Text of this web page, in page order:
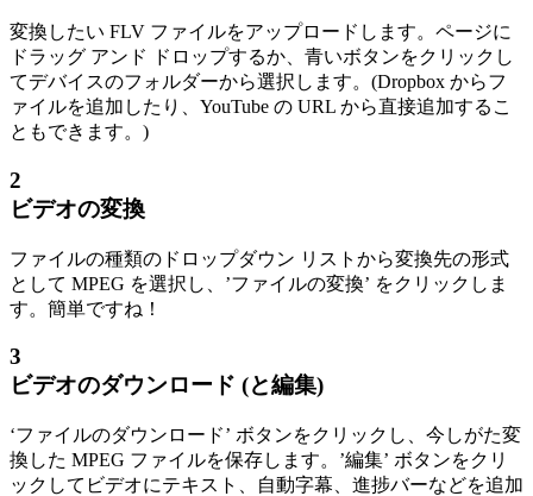
変換したい FLV ファイルをアップロードします。ページに
ドラッグ アンド ドロップするか、青いボタンをクリックし
てデバイスのフォルダーから選択します。(Dropbox からフ
ァイルを追加したり、YouTube の URL から直接追加するこ
ともできます。)
2
ビデオの変換
ファイルの種類のドロップダウン リストから変換先の形式
として MPEG を選択し、’ファイルの変換’ をクリックしま
す。簡単ですね！
3
ビデオのダウンロード (と編集)
‘ファイルのダウンロード’ ボタンをクリックし、今しがた変
換した MPEG ファイルを保存します。’編集’ ボタンをクリ
ックしてビデオにテキスト、自動字幕、進捗バーなどを追加